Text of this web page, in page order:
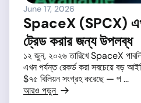
June 17, 2026
SpaceX (SPCX)
ট্রেড করার জন্য উপলব্ধ
১২ জুন, ২০২৬ তারিখে SpaceX
এখন পর্যন্ত রেকর্ড করা সবচেয়ে বড়
$৭৫ বিলিয়ন সংগ্রহ করেছে — প ...
আরও পড়ুন